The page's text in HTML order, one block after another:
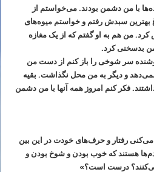
با من دشمن بودند. می‌خواستم از
سبدش رفتم و خواستم میوه‌های
من هم به او گفتم که از یک مغازه
من بدسخنی کرد.
سر شوخی را باز کنم از دست من
و دیگر به من محل نگذاشت. بقیه
فکر کنم امروز همه آنها با من دشمن
می‌کنی رفتار و حرف‌های خودت در این بین
هستند که خوب بودن و شوخ ‌بودن و
درست است؟»